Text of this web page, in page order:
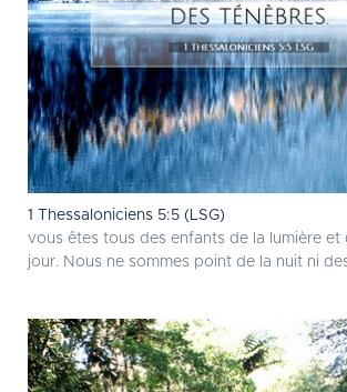
1 Thessaloniciens 5:5 (LSG)
vous êtes tous des enfants de la lumière et
jour. Nous ne sommes point de la nuit ni